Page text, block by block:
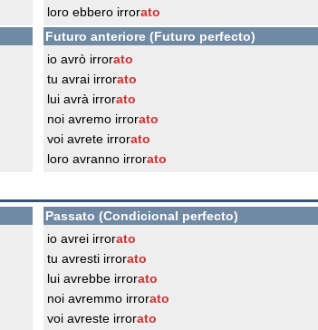
loro ebbero irrorato
Futuro anteriore (Futuro perfecto)
io avrò irrorato
tu avrai irrorato
lui avrà irrorato
noi avremo irrorato
voi avrete irrorato
loro avranno irrorato
Passato (Condicional perfecto)
io avrei irrorato
tu avresti irrorato
lui avrebbe irrorato
noi avremmo irrorato
voi avreste irrorato